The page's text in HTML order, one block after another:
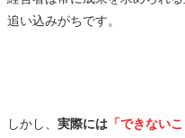
追い込みがちです。
しかし、 実際には 「できない